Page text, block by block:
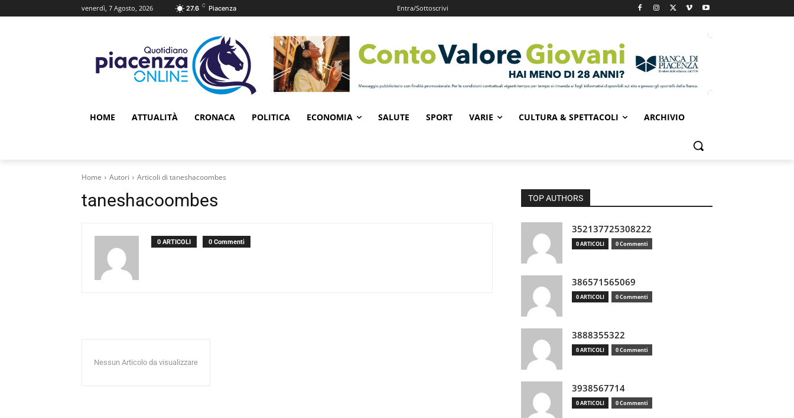
venerdì, 7 Agosto, 2026 27.6 C Piacenza Entra/Sottoscrivi
HOME ATTUALITÀ CRONACA POLITICA ECONOMIA SALUTE SPORT VARIE CULTURA & SPETTACOLI ARCHIVIO
Home Autori Articoli di taneshacoombes
taneshacoombes
0 ARTICOLI 0 Commenti
Nessun Articolo da visualizzare
TOP AUTHORS
352137725308222
0 ARTICOLI 0 Commenti
386571565069
0 ARTICOLI 0 Commenti
3888355322
0 ARTICOLI 0 Commenti
3938567714
0 ARTICOLI 0 Commenti